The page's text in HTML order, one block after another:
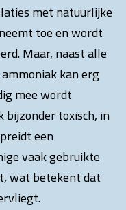
met natuurlijke
toe en wordt
Maar, naast alle
kan erg
mee wordt
bijzonder toxisch, in
een
vaak gebruikte
wat betekent dat